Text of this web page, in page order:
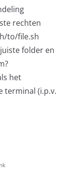
rechten
to/file.sh
folder en
het
terminal (i.p.v.